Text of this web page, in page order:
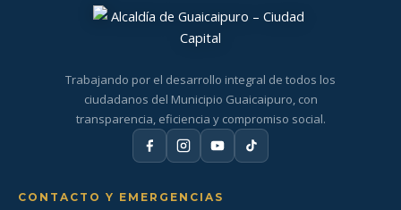
Trabajando por el desarrollo integral de todos los
ciudadanos del Municipio Guaicaipuro, con
transparencia, eficiencia y compromiso social.
CONTACTO Y EMERGENCIAS